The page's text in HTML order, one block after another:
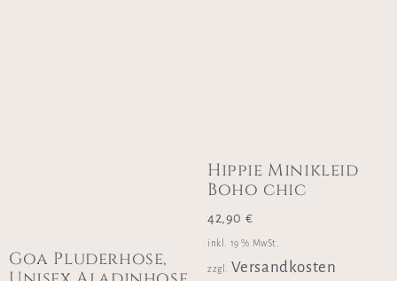
Goa Pluderhose,
Hippie Minikleid
Boho chic
42,90 €
inkl. 19 % MwSt.
zzgl. Versandkosten